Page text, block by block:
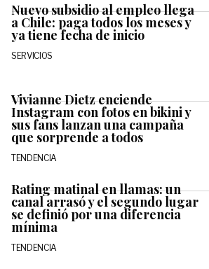
Nuevo subsidio al empleo llega
a Chile: paga todos los meses y
ya tiene fecha de inicio
SERVICIOS
Vivianne Dietz enciende
Instagram con fotos en bikini y
sus fans lanzan una campaña
que sorprende a todos
TENDENCIA
Rating matinal en llamas: un
canal arrasó y el segundo lugar
se definió por una diferencia
mínima
TENDENCIA